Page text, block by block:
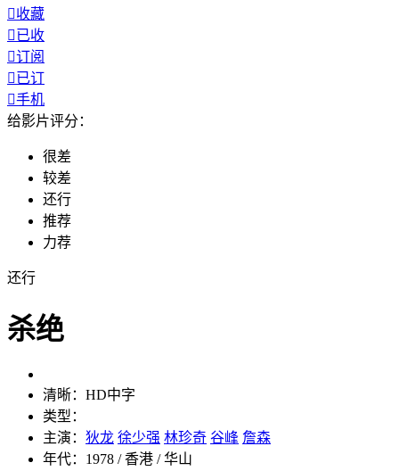
收藏
已收
订阅
已订
手机
给影片评分：
很差
较差
还行
推荐
力荐
还行
杀绝
清晰： HD中字
类型：
主演： 狄龙 徐少强 林珍奇 谷峰 詹森
年代： 1978 / 香港 / 华山